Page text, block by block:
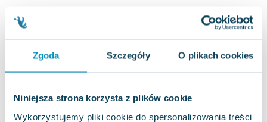
Zgoda Szczegóły O plikach cookies
Niniejsza strona korzysta z plików cookie
Wykorzystujemy pliki cookie do spersonalizowania treści
Jarosław Sokołowski
Piotr Latocha
Michael Scott
Piotr Semka
Joseph Murphy
Jan Sztaudynger